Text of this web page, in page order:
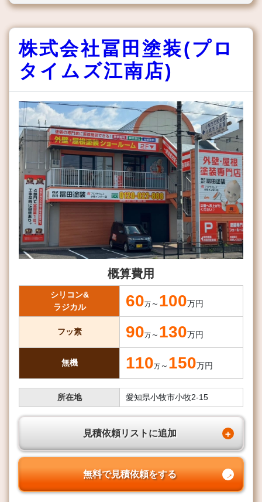
株式会社冨田塗装(プロ
タイムズ江南店)
所在地 愛知県小牧市小牧2-15
概算費用
シリコン&
ラジカル
60万 ～ 100万円
フッ素 90万 ～ 130万円
無機 110万 ～ 150万円
見積依頼リストに追加
無料で見積依頼をする